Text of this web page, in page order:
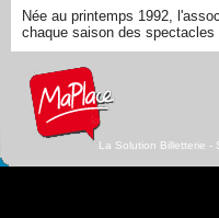
Née au printemps 1992,
chaque saison des spectacles
La Solution Billetterie -